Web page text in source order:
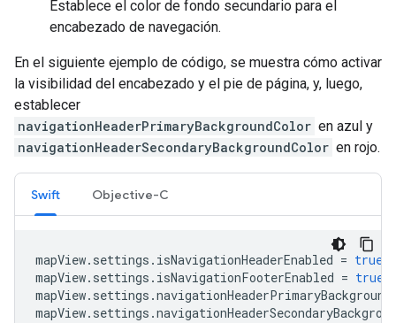
Establece el color de fondo secundario para el
encabezado de navegación.
En el siguiente ejemplo de código, se muestra cómo activar
la visibilidad del encabezado y el pie de página, y, luego,
establecer
navigationHeaderPrimaryBackgroundColor en azul y
navigationHeaderSecondaryBackgroundColor en rojo.
Swift Objective-C
mapView. settings . isNavigationHeaderEnabled = true
mapView. settings . isNavigationFooterEnabled = true
mapView. settings .
mapView. settings .